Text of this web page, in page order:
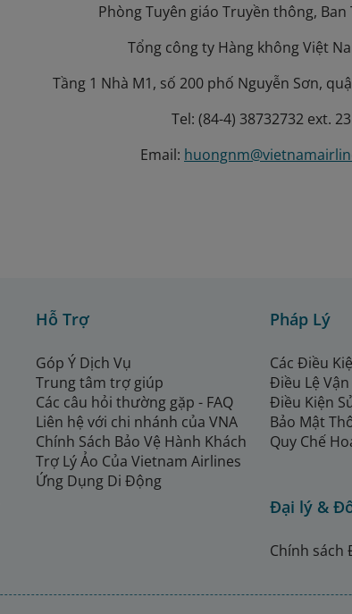
Phòng Tuyên giáo Truyền thông,
Tổng công ty Hàng không Việt
Tầng 1 Nhà M1, số 200 phố Nguyễn Sơn,
Tel: (84-4) 38732732 ext.
Email:
Hỗ Trợ
Góp Ý Dịch Vụ
Trung tâm trợ giúp
Các câu hỏi thường gặp - FAQ
Liên hệ với chi nhánh của VNA
Chính Sách Bảo Vệ Hành Khách
Trợ Lý Ảo Của Vietnam Airlines
Ứng Dụng Di Động
Pháp Lý
Các Điều
Điều Lệ
Điều Kiện
Bảo Mật
Quy Chế
Đại lý &
Chính sách